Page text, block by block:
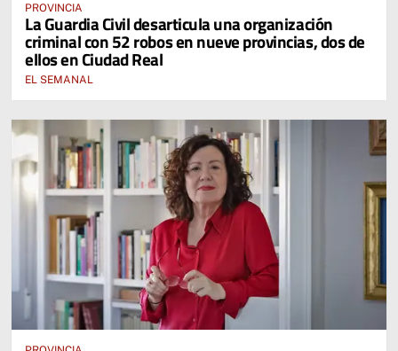
PROVINCIA
La Guardia Civil desarticula una organización
criminal con 52 robos en nueve provincias, dos de
ellos en Ciudad Real
EL SEMANAL